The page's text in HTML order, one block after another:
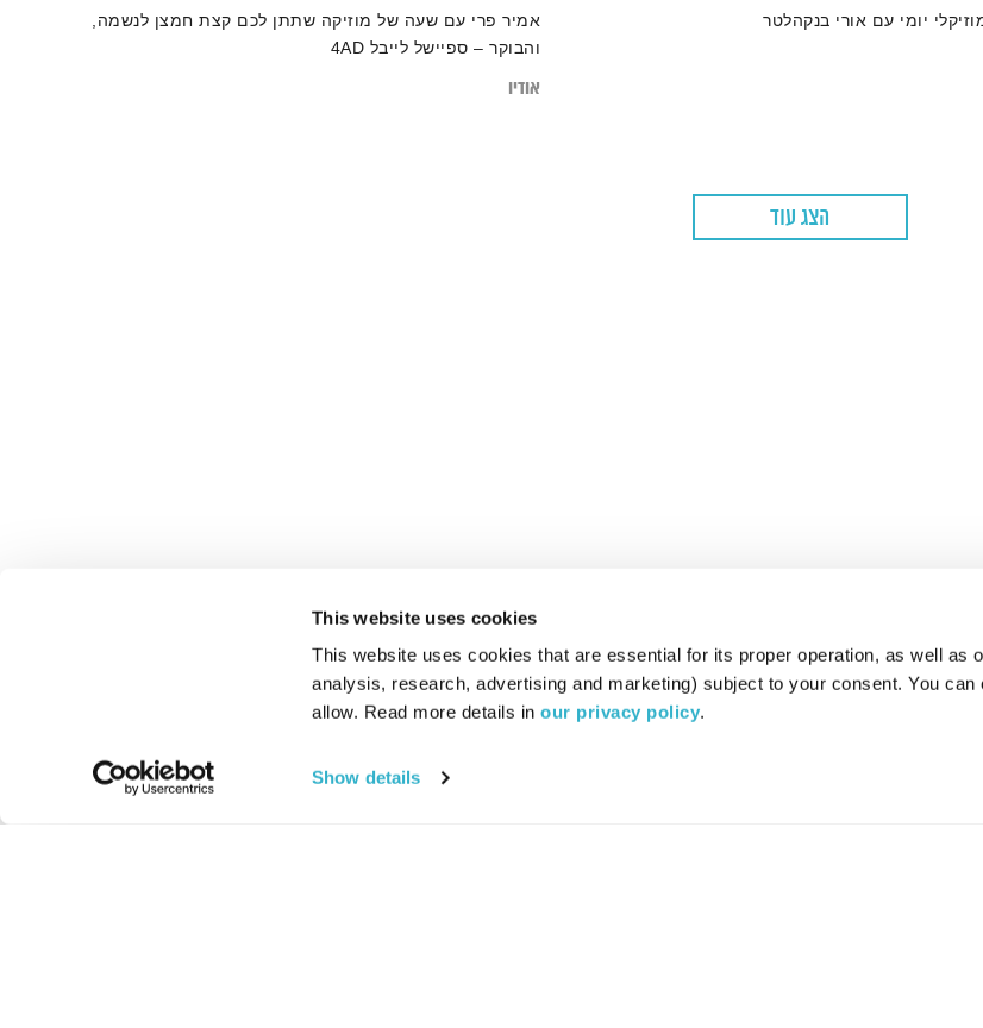
This website uses cookies
This website uses cookies that are essential for its proper operation, as well as
analysis, research, advertising and marketing) subject to your consent. You
allow. Read more details in our privacy policy.
Show details
יומי עם אורי בנקהלטר
אמיר פרי עם שעה של מוזיקה שתתן לכם קצת חמצן לנשמה,
והבוקר – ספיישל לייבל 4AD
אודיו
הצג עוד